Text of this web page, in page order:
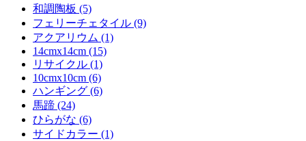
和調陶板 (5)
フェリーチェタイル (9)
アクアリウム (1)
14cmx14cm (15)
リサイクル (1)
10cmx10cm (6)
ハンギング (6)
馬蹄 (24)
ひらがな (6)
サイドカラー (1)